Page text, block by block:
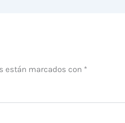
están marcados con *